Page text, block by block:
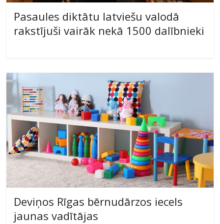
Pasaules diktātu latviešu valodā
rakstījuši vairāk nekā 1500 dalībnieki
Deviņos Rīgas bērnudārzos iecels
jaunas vadītājas